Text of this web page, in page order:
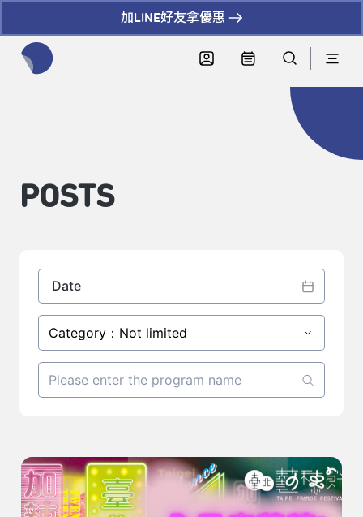
加LINE好友拿優惠
POSTS
Category：Not limited
《偷吃？好吃！》HBD不是生日快樂，是好棒的！｜
2022臺北藝穗節《偷吃？好吃！》